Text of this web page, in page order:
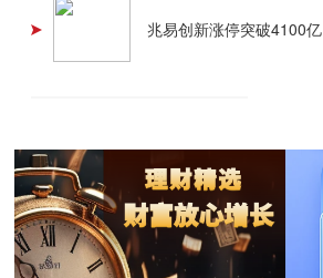
兆易创新涨停突破4100亿